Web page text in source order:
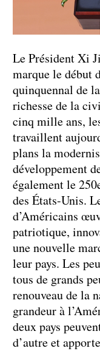
Le Président Xi
marque le début
quinquennal de
richesse de la
cinq mille ans,
travaillent
plans la
développement
également le
des États-Unis.
d’Américains
patriotique,
une nouvelle
leur pays. Les
tous de grands
renouveau de la
grandeur à
deux pays
d’autre et